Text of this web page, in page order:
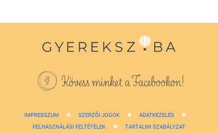
Kövess minket a Facebookon!
IMPRESSZUM SZERZŐI JOGOK
ADATKEZELÉS
FELHASZNÁLÁSI FELTÉTELEK
TARTALMI SZABÁLYZAT